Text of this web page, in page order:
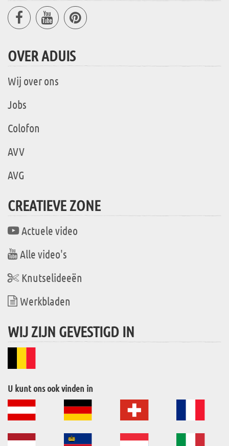
OVER ADUIS
Wij over ons
Jobs
Colofon
AVV
AVG
CREATIEVE ZONE
Actuele video
Alle video's
Knutselideeën
Werkbladen
WIJ ZIJN GEVESTIGD IN
U kunt ons ook vinden in